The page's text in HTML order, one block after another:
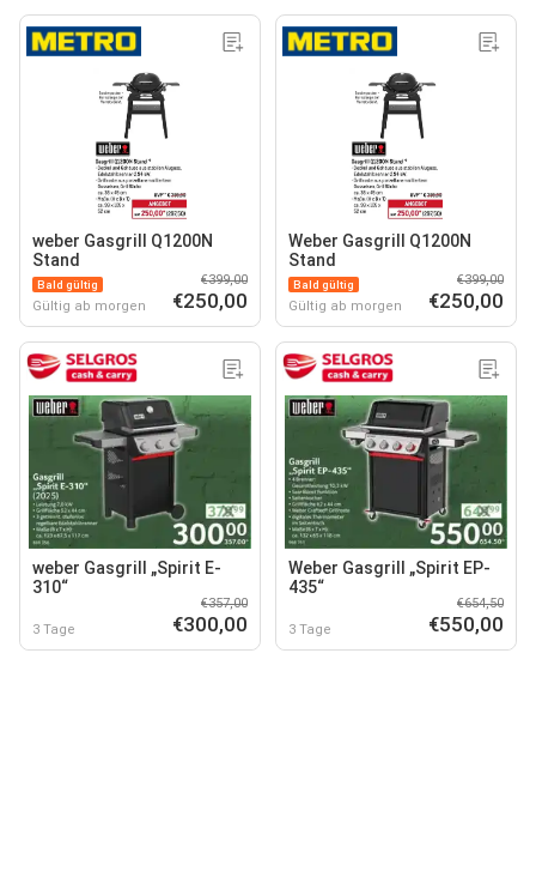
weber Gasgrill Q1200N
Stand
Bald gültig
Gültig ab morgen
€399,00
€250,00
Weber Gasgrill Q1200N
Stand
Bald gültig
Gültig ab morgen
€399,00
€250,00
weber Gasgrill „Spirit E-
310“
3 Tage
€357,00
€300,00
Weber Gasgrill „Spirit EP-
435“
3 Tage
€654,50
€550,00